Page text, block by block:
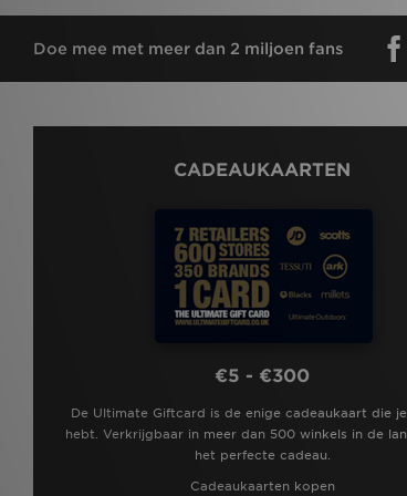
Doe mee met meer dan 2 miljoen fans
CADEAUKAARTEN
€5 - €300
De Ultimate Giftcard is de enige cadeaukaart die
hebt. Verkrijgbaar in meer dan 500 winkels in de
het perfecte cadeau.
Cadeaukaarten kopen